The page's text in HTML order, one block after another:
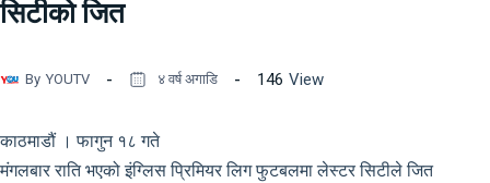
सिटीको जित
By YOUTV ४ वर्ष अगाडि 146 View
काठमाडौं । फागुन १८ गते
मंगलबार राति भएको इंग्लिस प्रिमियर लिग फुटबलमा लेस्टर सिटीले जित